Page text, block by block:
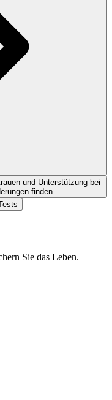
und Unterstützung bei
finden
Sie das Leben.